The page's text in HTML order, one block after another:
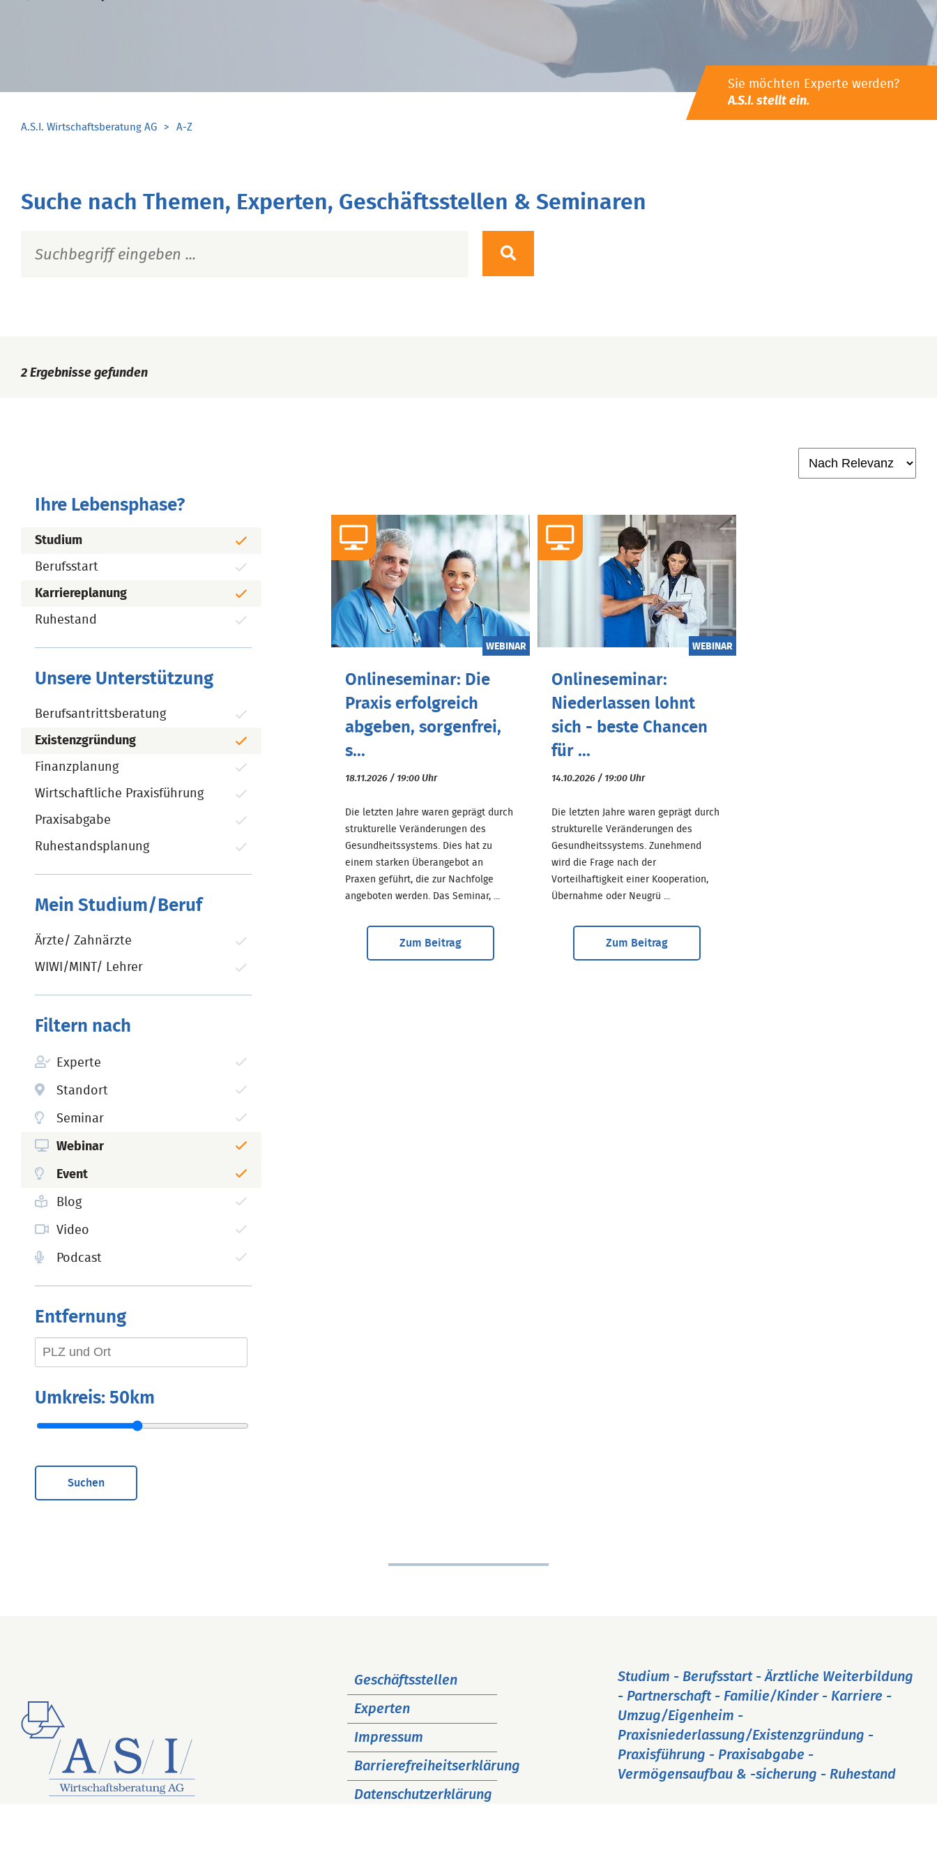
Sie möchten Experte werden?
A.S.I. stellt ein.
A.S.I. Wirtschaftsberatung AG A-Z
Suche nach Themen, Experten, Geschäftsstellen & Seminaren
2 Ergebnisse gefunden
Ihre Lebensphase?
Studium
Berufsstart
Karriereplanung
Ruhestand
Unsere Unterstützung
Berufsantrittsberatung
Existenzgründung
Finanzplanung
Wirtschaftliche Praxisführung
Praxisabgabe
Ruhestandsplanung
Mein Studium/Beruf
Ärzte/ Zahnärzte
WIWI/MINT/ Lehrer
Filtern nach
Experte
Standort
Seminar
Webinar
Event
Blog
Video
Podcast
Entfernung
Umkreis: 50km
Suchen
WEBINAR
Onlineseminar: Die
Praxis erfolgreich
abgeben, sorgenfrei,
s...
18.11.2026 / 19:00 Uhr
Die letzten Jahre waren geprägt durch
strukturelle Veränderungen des
Gesundheitssystems. Dies hat zu
einem starken Überangebot an
Praxen geführt, die zur Nachfolge
angeboten werden. Das Seminar, ...
Zum Beitrag
WEBINAR
Onlineseminar:
Niederlassen lohnt
sich - beste Chancen
für ...
14.10.2026 / 19:00 Uhr
Die letzten Jahre waren geprägt durch
strukturelle Veränderungen des
Gesundheitssystems. Zunehmend
wird die Frage nach der
Vorteilhaftigkeit einer Kooperation,
Übernahme oder Neugrü ...
Zum Beitrag
überspringen
Geschäftsstellen
Experten
Impressum
Barrierefreiheitserklärung
Datenschutzerklärung
Studium - Berufsstart - Ärztliche Weiterbildung
- Partnerschaft - Familie/Kinder - Karriere -
Umzug/Eigenheim -
Praxisniederlassung/Existenzgründung -
Praxisführung - Praxisabgabe -
Vermögensaufbau & -sicherung - Ruhestand